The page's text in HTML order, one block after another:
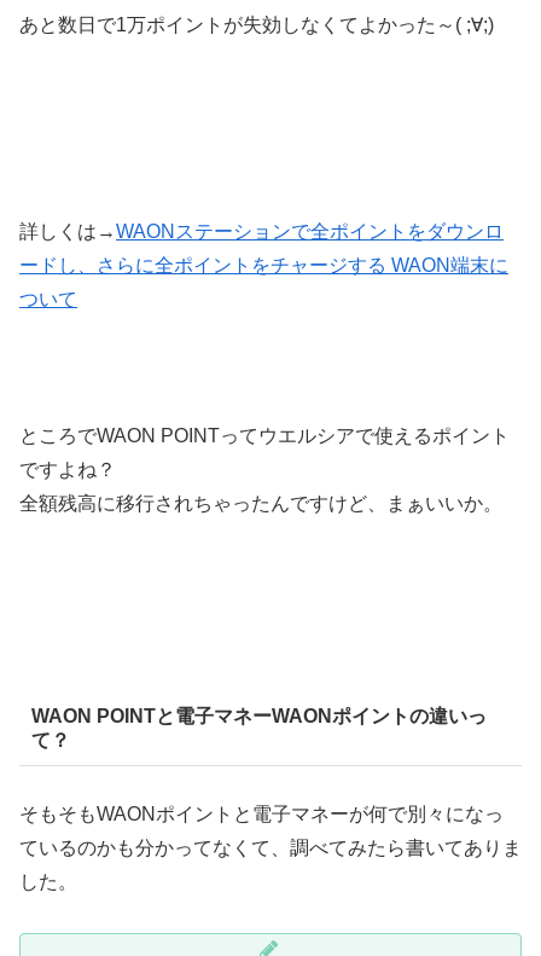
あと数日で1万ポイントが失効しなくてよかった～( ;∀;)
詳しくは→WAONステーションで全ポイントをダウンロ
ードし、さらに全ポイントをチャージする WAON端末に
ついて
ところでWAON POINTってウエルシアで使えるポイント
ですよね？
全額残高に移行されちゃったんですけど、まぁいいか。
WAON POINTと電子マネーWAONポイントの違いっ
て？
そもそもWAONポイントと電子マネーが何で別々になっ
ているのかも分かってなくて、調べてみたら書いてありま
した。